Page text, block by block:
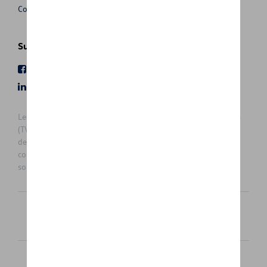
Conditions de vente
Suivez nous
Les prix affichés sur le présent site sont des prix recommandés
(TVAc), hors éventuels frais de montage. Pour connaitre le prix
de vente actuel et les éventuels frais de montage, veuillez
contacter votre concessionnaire/agent. Les prix recommandés
sont sujets à des changements sans préavis.